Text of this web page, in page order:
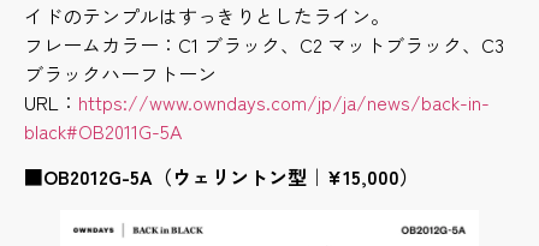
イドのテンプルはすっきりとしたライン。
フレームカラー：C1 ブラック、C2 マットブラック、C3
ブラックハーフトーン
URL： https://www.owndays.com/jp/ja/news/back-in-
black#OB2011G-5A
■OB2012G-5A（ウェリントン型｜¥15,000）